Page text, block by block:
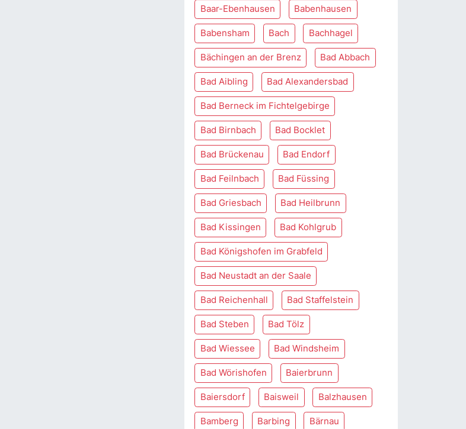
Baar-Ebenhausen Babenhausen
Babensham Bach Bachhagel
Bächingen an der Brenz Bad Abbach
Bad Aibling Bad Alexandersbad
Bad Berneck im Fichtelgebirge
Bad Birnbach Bad Bocklet
Bad Brückenau Bad Endorf
Bad Feilnbach Bad Füssing
Bad Griesbach Bad Heilbrunn
Bad Kissingen Bad Kohlgrub
Bad Königshofen im Grabfeld
Bad Neustadt an der Saale
Bad Reichenhall Bad Staffelstein
Bad Steben Bad Tölz
Bad Wiessee Bad Windsheim
Bad Wörishofen Baierbrunn
Baiersdorf Baisweil Balzhausen
Bamberg Barbing Bärnau